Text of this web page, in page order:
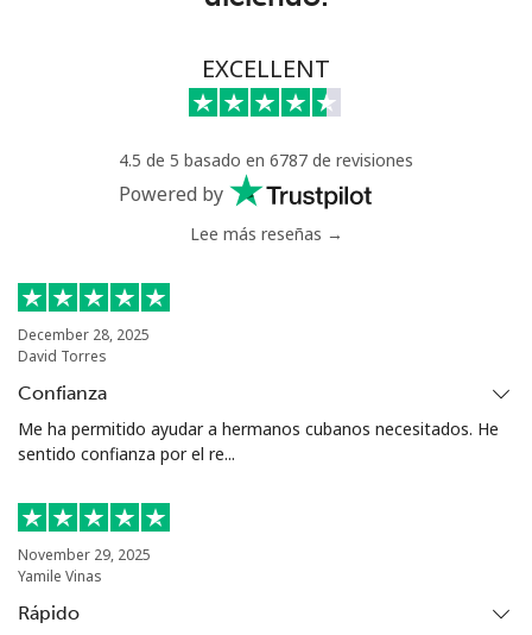
18 min por ⁦$10⁩
20 min por ⁦$10⁩
46 min por ⁦$10⁩
Celular ⁦16.5¢⁩
Niue
All
country
⁦205.9¢⁩ 4 min por ⁦$10⁩ -
Norfolk Island
All
country
EXCELLENT
4.5 de 5 basado en 6787 de revisiones
Powered by
Lee más reseñas →
December 28, 2025
David Torres
Confianza
Me ha permitido ayudar a hermanos cubanos necesitados. He
sentido confianza por el re...
November 29, 2025
Yamile Vinas
Rápido